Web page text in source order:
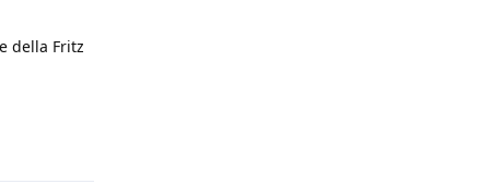
della Fritz